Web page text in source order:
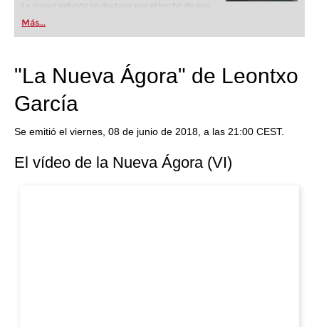
La nueva edición se destaca por el hecho de que
"dos corazones laten en su pecho". Uno es el
módulo clásico de Komodo, en su nueva versión
perfeccionada. El segundo es el módulo Komodo
Más...
"La Nueva Ágora" de Leontxo
García
Se emitió el viernes, 08 de junio de 2018, a las 21:00 CEST.
El vídeo de la Nueva Ágora (VI)